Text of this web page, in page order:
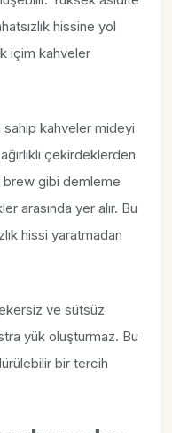
hissine yol
içim kahveler
kahveler mideyi
çekirdeklerden
brew gibi demleme
arasında yer alır. Bu
hissi yaratmadan
ve sütsüz
yük oluşturmaz. Bu
bir tercih